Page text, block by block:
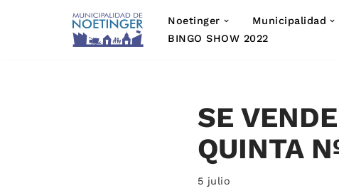
Noetinger Municipalidad
BINGO SHOW 2022
SE
QUINTA
5 julio